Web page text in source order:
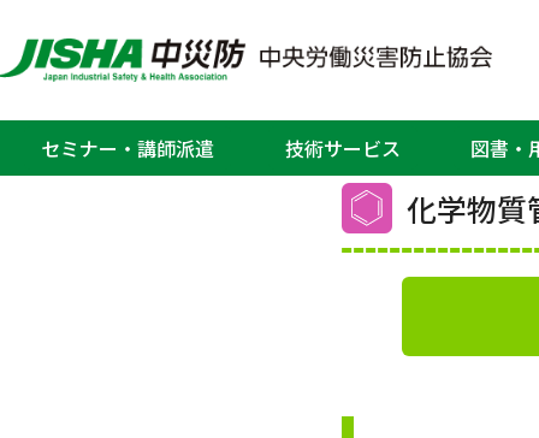
セミナー・講師派遣 技術サービス 図書・
教
化学物質